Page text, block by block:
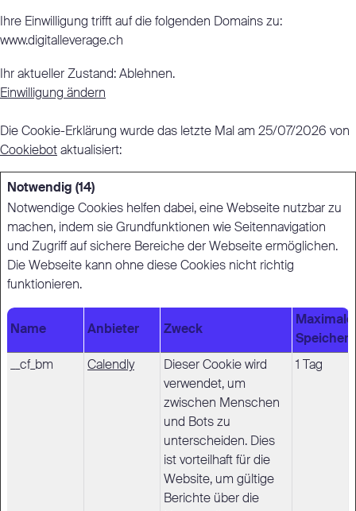
Ihre Einwilligung trifft auf die folgenden Domains zu:
www.digitalleverage.ch
Ihr aktueller Zustand: Ablehnen.
Einwilligung ändern
Die Cookie-Erklärung wurde das letzte Mal am 25/07/2026 von
Cookiebot aktualisiert:
Notwendig (14)
Notwendige Cookies helfen dabei, eine Webseite nutzbar zu
machen, indem sie Grundfunktionen wie Seitennavigation
und Zugriff auf sichere Bereiche der Webseite ermöglichen.
Die Webseite kann ohne diese Cookies nicht richtig
funktionieren.
Name Anbieter Zweck
Maximale
__cf_bm Calendly
Dieser Cookie wird
verwendet, um
zwischen Menschen
und Bots zu
unterscheiden. Dies
ist vorteilhaft für die
Website, um gültige
Berichte über die
1 Tag